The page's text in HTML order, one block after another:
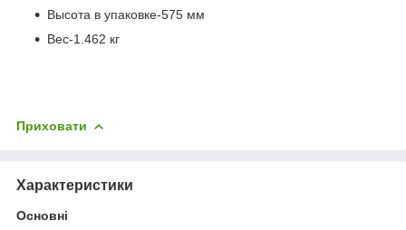
Высота в упаковке-575 мм
Вес-1.462 кг
Приховати
Характеристики
Основні